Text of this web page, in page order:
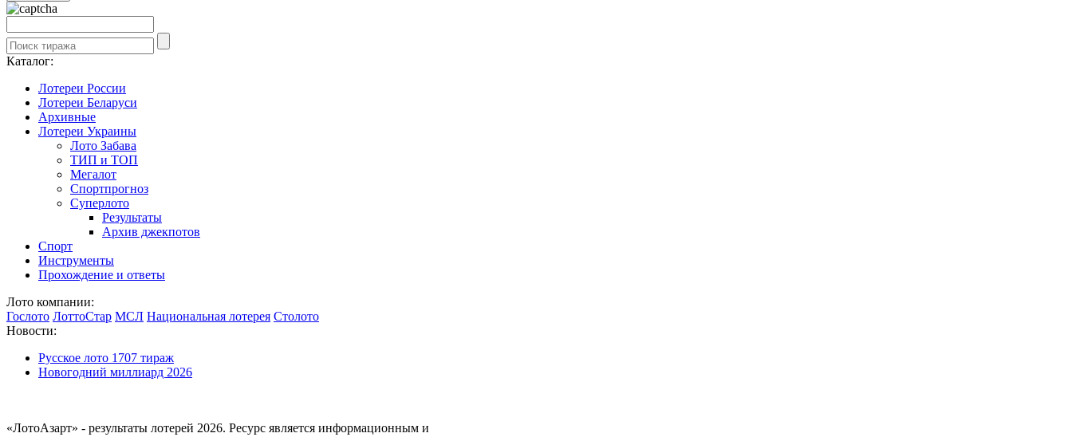
Каталог:
Лотереи России
Лотереи Беларуси
Архивные
Лотереи Украины
Лото Забава
ТИП и ТОП
Мегалот
Спортпрогноз
Суперлото
Результаты
Архив джекпотов
Спорт
Инструменты
Прохождение и ответы
Лото компании:
Гослото ЛоттоСтар МСЛ Национальная лотерея Столото
Новости:
Русское лото 1707 тираж
Новогодний миллиард 2026
«ЛотоАзарт» - результаты лотерей 2026. Ресурс является информационным и